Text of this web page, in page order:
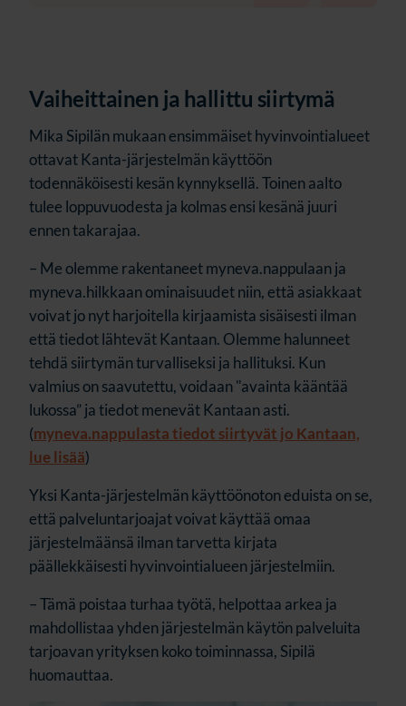
Vaiheittainen ja hallittu siirtymä
Mika Sipilän mukaan ensimmäiset hyvinvointialueet
ottavat Kanta-järjestelmän käyttöön
todennäköisesti kesän kynnyksellä. Toinen aalto
tulee loppuvuodesta ja kolmas ensi kesänä juuri
ennen takarajaa.
– Me olemme rakentaneet myneva.nappulaan ja
myneva.hilkkaan ominaisuudet niin, että asiakkaat
voivat jo nyt harjoitella kirjaamista sisäisesti ilman
että tiedot lähtevät Kantaan. Olemme halunneet
tehdä siirtymän turvalliseksi ja hallituksi. Kun
valmius on saavutettu, voidaan "avainta kääntää
lukossa” ja tiedot menevät Kantaan asti.
(myneva.nappulasta tiedot siirtyvät jo Kantaan,
lue lisää)
Yksi Kanta-järjestelmän käyttöönoton eduista on se,
että palveluntarjoajat voivat käyttää omaa
järjestelmäänsä ilman tarvetta kirjata
päällekkäisesti hyvinvointialueen järjestelmiin.
– Tämä poistaa turhaa työtä, helpottaa arkea ja
mahdollistaa yhden järjestelmän käytön palveluita
tarjoavan yrityksen koko toiminnassa, Sipilä
huomauttaa.